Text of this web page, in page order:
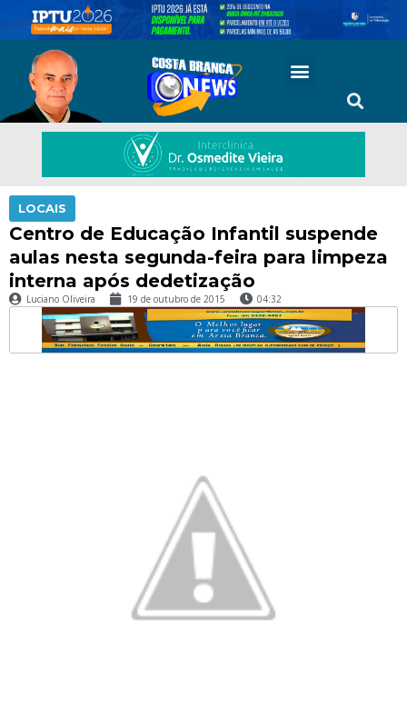
LOCAIS
Centro de Educação Infantil suspende
aulas nesta segunda-feira para limpeza
interna após dedetização
Luciano Oliveira 19 de outubro de 2015 04:32